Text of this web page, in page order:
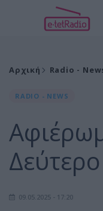
Αρχική Radio -
RADIO - NEWS
09.05.2025 - 17:20